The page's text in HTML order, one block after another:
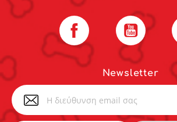
Newsletter
Facebook